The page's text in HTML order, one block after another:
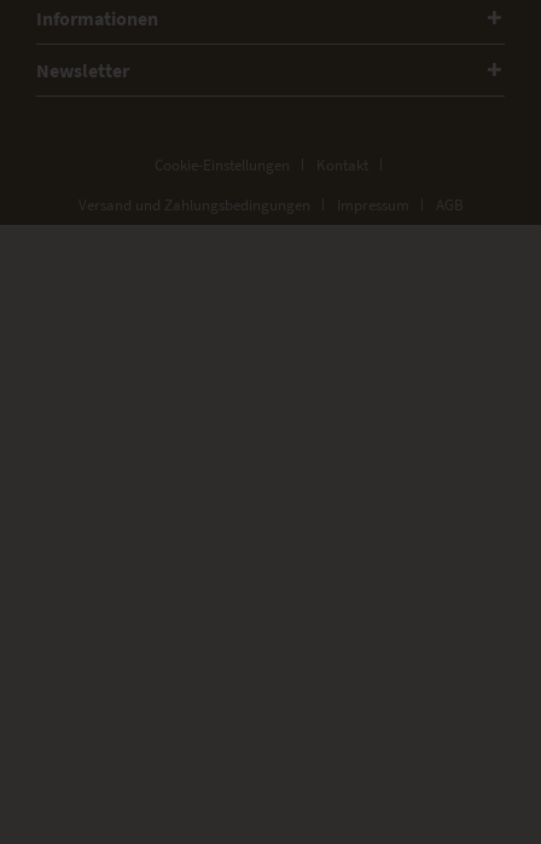
Informationen
Newsletter
Cookie-Einstellungen
Kontakt
Versand und Zahlungsbedingungen
Impressum AGB